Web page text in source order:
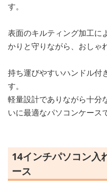
す。
表面のキルティング加工に
かりと守りながら、おしゃ
持ち運びやすいハンドル付
す。
軽量設計でありながら十分
いに最適なパソコンケース
14インチパソコン入
ース